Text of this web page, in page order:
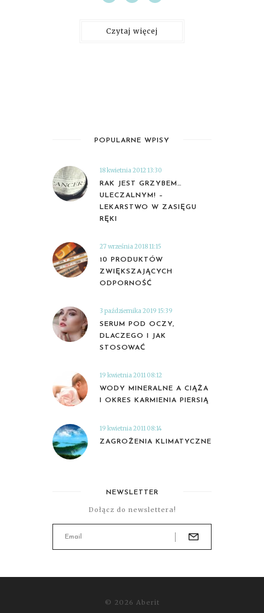
Czytaj więcej
POPULARNE WPISY
18 kwietnia 2012 13:30
RAK JEST GRZYBEM…
ULECZALNYM! –
LEKARSTWO W ZASIĘGU
RĘKI
27 września 2018 11:15
10 PRODUKTÓW
ZWIĘKSZAJĄCYCH
ODPORNOŚĆ
3 października 2019 15:39
SERUM POD OCZY,
DLACZEGO I JAK
STOSOWAĆ
19 kwietnia 2011 08:12
WODY MINERALNE A CIĄŻA
I OKRES KARMIENIA PIERSIĄ
19 kwietnia 2011 08:14
ZAGROŻENIA KLIMATYCZNE
NEWSLETTER
Dołącz do newslettera!
© 2026 Aberit